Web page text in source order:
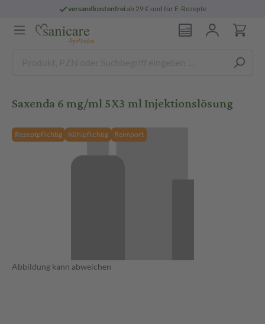
versandkostenfreiab 29 € und für E-Rezepte
Saxenda 6 mg/ml 5X3 ml Injektionslösung
Rezeptpflichtig Kühlpflichtig Reimport
Abbildung kann abweichen